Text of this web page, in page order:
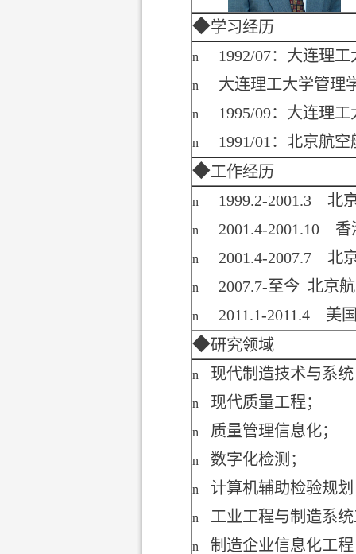
◆学习经历
n 1992/07：大连理
n 大连理工大学管理
n 1995/09：大连理
n 1991/01 ：北京航
◆工作经历
n 1999.2-2001.3 北
n 2001.4-2001.10 香
n 2001.4-2007.7 北
n 2007.7-至今 北京
n 2011.1-2011.4 美
◆研究领域
n 现代制造技术与系
n 现代质量工程；
n 质量管理信息化；
n 数字化检测；
n 计算机辅助检验规
n 工业工程与制造系
n 制造企业信息化工程